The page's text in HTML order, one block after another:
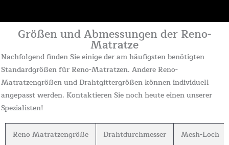
Größen und Abmessungen der Reno-
Matratze
Nachfolgend finden Sie einige der am häufigsten benötigten
Standardgrößen für Reno-Matratzen. Andere Reno-
Matratzengrößen und Drahtgittergrößen können individuell
angepasst werden. Kontaktieren Sie noch heute einen unserer
Spezialisten!
Reno Matratzengröße Drahtdurchmesser
Mesh-Loch